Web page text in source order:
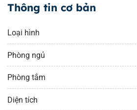
Thông tin cơ bản
Loại hình
Phòng ngủ
Phòng tắm
Diện tích